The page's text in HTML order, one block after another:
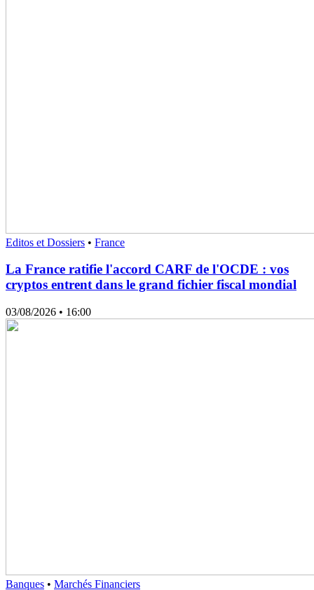
Editos et Dossiers • France
La France ratifie l'accord CARF de l'OCDE : vos
cryptos entrent dans le grand fichier fiscal mondial
03/08/2026 • 16:00
Banques • Marchés Financiers